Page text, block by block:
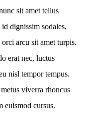
sit amet tellus
dignissim sodales,
arcu sit amet turpis.
erat nec, luctus
nisl tempor tempus.
viverra rhoncus
euismod cursus.